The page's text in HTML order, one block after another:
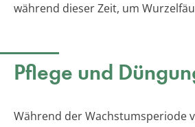
während dieser Zeit, um
Pflege und
Während der Wachstumsperiode